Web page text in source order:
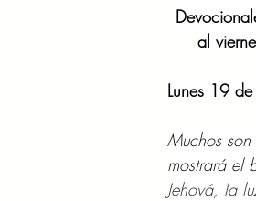
Devocionales Junio 2024
al
Lunes 19
Muchos
mostrará el
Jehová, la